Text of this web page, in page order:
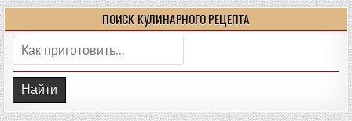
ПОИСК КУЛИНАРНОГО РЕЦЕПТА
Поиск: